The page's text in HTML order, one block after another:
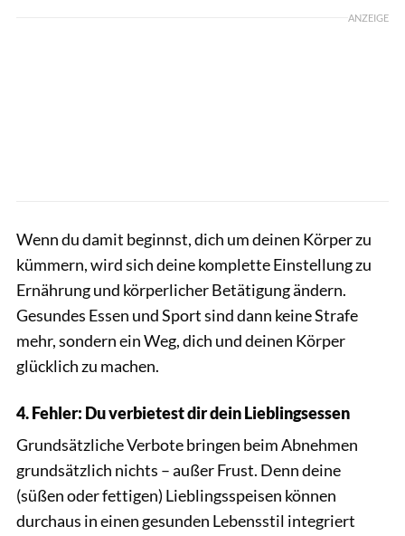
ANZEIGE
Wenn du damit beginnst, dich um deinen Körper zu
kümmern, wird sich deine komplette Einstellung zu
Ernährung und körperlicher Betätigung ändern.
Gesundes Essen und Sport sind dann keine Strafe
mehr, sondern ein Weg, dich und deinen Körper
glücklich zu machen.
4. Fehler: Du verbietest dir dein Lieblingsessen
Grundsätzliche Verbote bringen beim Abnehmen
grundsätzlich nichts – außer Frust. Denn deine
(süßen oder fettigen) Lieblingsspeisen können
durchaus in einen gesunden Lebensstil integriert